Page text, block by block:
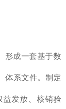
形成一套基于数
体系文件。制定
益发放、核销验